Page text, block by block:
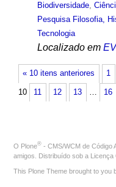
Biodiversidade,
Pesquisa Filosofia,
Tecnologia
Localizado em
« 10 itens anteriores 1
10 11 12 13 … 16
O Plone® - CMS/WCM de Código
amigos. Distribuído sob a Licença
This Plone Theme brought to you